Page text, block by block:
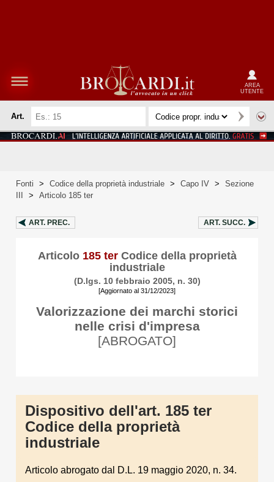
AREA
UTENTE
Art.
Fonti > Codice della proprietà industriale > Capo IV >
Sezione
> Articolo 185 ter
ART. PREC. ART. SUCC.
Articolo 185 terCodice della proprietà
industriale
(D.lgs. 10 febbraio 2005, n. 30)
[Aggiornato al 31/12/2023]
Valorizzazione dei marchi storici
nelle crisi d'impresa
[ABROGATO]
Dispositivo dell'art. 185 ter
Codice della proprietà
industriale
Articolo abrogato dal D.L. 19 maggio 2020, n. 34.